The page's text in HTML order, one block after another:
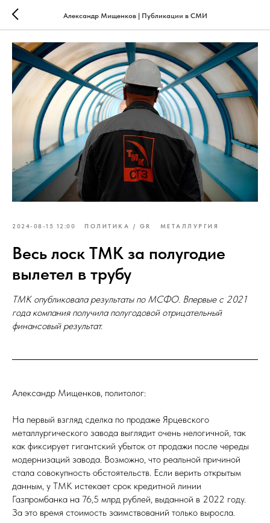
Александр Мищенков | Публикации в СМИ
2024-08-15 12:00 ПОЛИТИКА / GR МЕТАЛЛУРГИЯ
Весь лоск ТМК за полугодие
вылетел в трубу
ТМК опубликовала результаты по МСФО. Впервые с 2021
года компания получила полугодовой отрицательный
финансовый результат.
Александр Мищенков, политолог:
На первый взгляд сделка по продаже Ярцевского
металлургического завода выглядит очень нелогичной, так
как фиксирует гигантский убыток от продажи после череды
модернизаций завода. Возможно, что реальной причиной
стала совокупность обстоятельств. Если верить открытым
данным, у ТМК истекает срок кредитной линии
Газпромбанка на 76,5 млрд рублей, выданной в 2022 году.
За это время стоимость заимствований только выросла.